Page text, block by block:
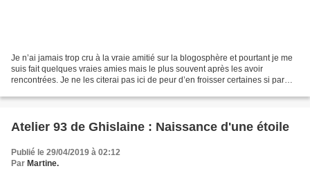
Je n’ai jamais trop cru à la vraie amitié sur la blogosphère et pourtant je me
suis fait quelques vraies amies mais le plus souvent après les avoir
rencontrées. Je ne les citerai pas ici de peur d’en froisser certaines si par
Atelier 93 de Ghislaine : Naissance d'une étoile
Publié le 29/04/2019 à 02:12
Par Martine.